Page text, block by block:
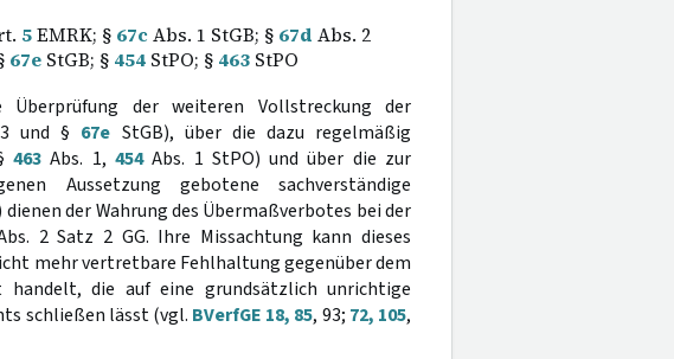
5EMRK; § 67cAbs. 1 StGB; § 67d Abs. 2
67eStGB; § 454StPO; § 463StPO
der weiteren Vollstreckung der
und § 67e StGB), über die dazu regelmäßig
463 Abs. 1, 454Abs. 1 StPO) und über die zur
Aussetzung gebotene sachverständige
dienen der Wahrung des Übermaßverbotes bei der
2 Satz 2 GG. Ihre Missachtung kann dieses
mehr vertretbare Fehlhaltung gegenüber dem
handelt, die auf eine grundsätzlich unrichtige
schließen lässt (vgl. BVerfGE 18, 85, 93; 72, 105,